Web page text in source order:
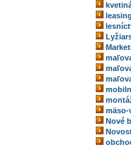
leasing
mäso-
Nové